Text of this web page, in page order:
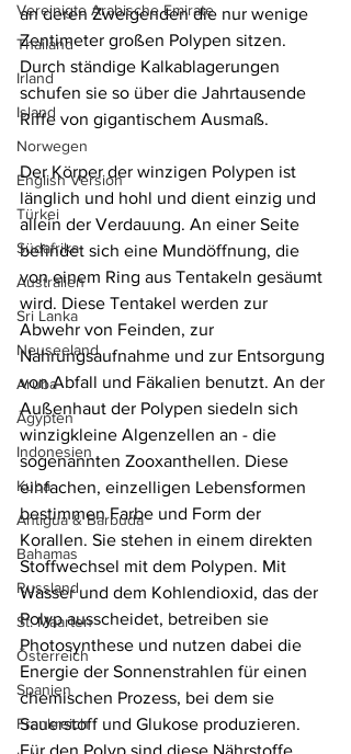
Vereinigte Arabische Emirate
Thailand
Irland
Island
Norwegen
English Version
Türkei
Südafrika
Australien
Sri Lanka
Neuseeland
Aruba
Ägypten
Indonesien
Kuba
Antigua & Barbuda
Bahamas
Russland
St. Maarten
Österreich
Spanien
Frankreich
an deren Zweigenden die nur wenige
Zentimeter großen Polypen sitzen.
Durch ständige Kalkablagerungen
schufen sie so über die Jahrtausende
Riffe von gigantischem Ausmaß.
Der Körper der winzigen Polypen ist
länglich und hohl und dient einzig und
allein der Verdauung. An einer Seite
befindet sich eine Mundöffnung, die
von einem Ring aus Tentakeln gesäumt
wird. Diese Tentakel werden zur
Abwehr von Feinden, zur
Nahrungsaufnahme und zur Entsorgung
von Abfall und Fäkalien benutzt. An der
Außenhaut der Polypen siedeln sich
winzigkleine Algenzellen an - die
sogenannten Zooxanthellen. Diese
einfachen, einzelligen Lebensformen
bestimmen Farbe und Form der
Korallen. Sie stehen in einem direkten
Stoffwechsel mit dem Polypen. Mit
Wasser und dem Kohlendioxid, das der
Polyp ausscheidet, betreiben sie
Photosynthese und nutzen dabei die
Energie der Sonnenstrahlen für einen
chemischen Prozess, bei dem sie
Sauerstoff und Glukose produzieren.
Für den Polyp sind diese Nährstoffe